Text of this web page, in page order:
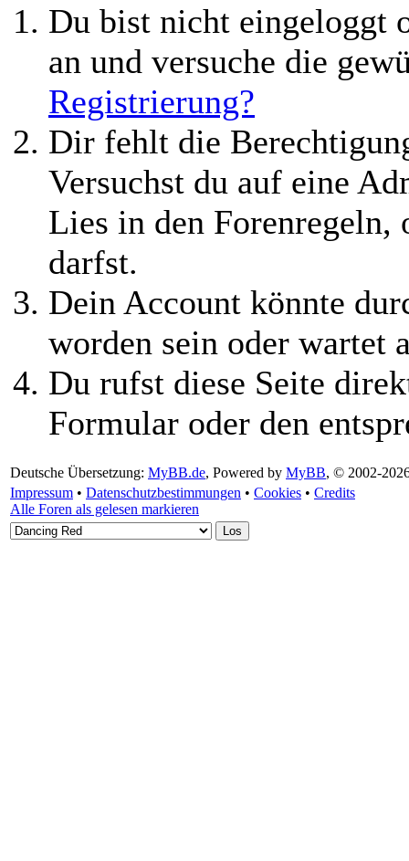
Du bist nicht eingeloggt
an und versuche die
Registrierung?
Dir fehlt die
Versuchst du auf eine
Lies in den Forenregeln,
darfst.
Dein Account könnte
worden sein oder wartet
Du rufst diese Seite
Formular oder den
Deutsche Übersetzung: MyBB.de, Powered by MyBB, © 2002-
Impressum • Datenschutzbestimmungen • Cookies • Credits
Alle Foren als gelesen markieren